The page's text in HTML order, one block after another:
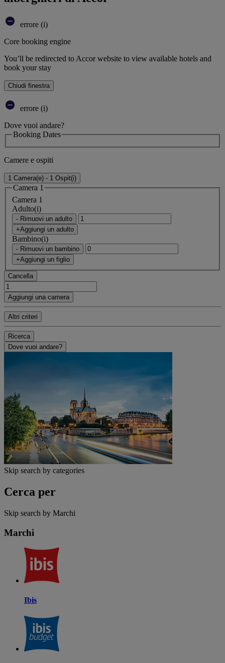
errore (i)
Core booking engine
You’ll be redirected to Accor website to view available hotels and
book your stay
Chiudi finestra
errore (i)
Dove vuoi andare?
Booking Dates
Camere e ospiti
1 Camera(e) - 1 Ospit(i)
Camera 1
Camera 1
Adulto(i)
- Rimuovi un adulto
+Aggiungi un adulto
Bambino(i)
- Rimuovi un bambino
+Aggiungi un figlio
Cancella
Aggiungi una camera
Altri criteri
Ricerca
Dove vuoi andare?
Skip search by categories
Cerca per
Skip search by Marchi
Marchi
Ibis